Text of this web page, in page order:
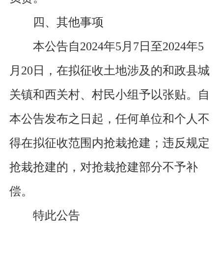
四、其他事项
本公告自2024年5 月 7日至2024年5
月 20 日 ， 在拟征收土地涉及的和政县城
关镇和西关村、村民小组予以张贴。自
本公告发布之日起，任何单位和个人不
得在拟征收范围内抢栽抢建；违反规定
抢栽抢建的，对抢栽抢建部分不予补
偿。
特此公告